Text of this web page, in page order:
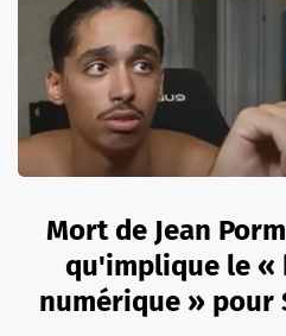
Mort de Jean
qu'implique le «
numérique » pour